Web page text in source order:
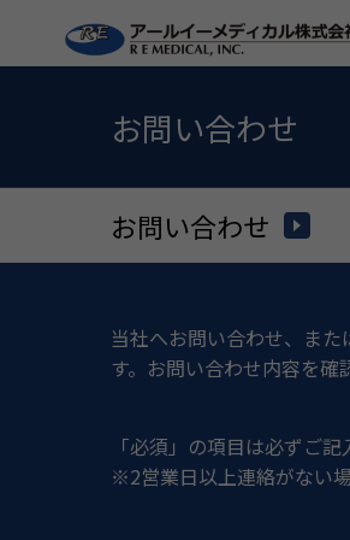
お問い合わせ
お問い合わせ
当社へお問い合わせ、ま
す。お問い合わせ内容を確
「必須」の項目は必ずご
※2営業日以上連絡がない